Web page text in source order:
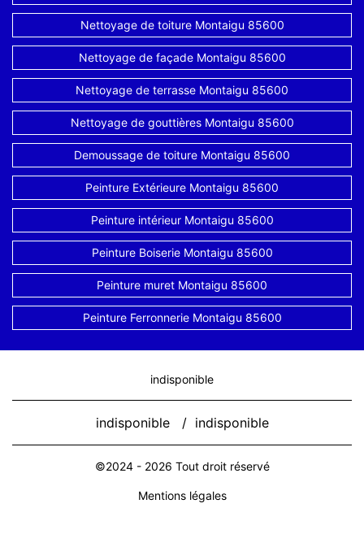
Nettoyage de toiture Montaigu 85600
Nettoyage de façade Montaigu 85600
Nettoyage de terrasse Montaigu 85600
Nettoyage de gouttières Montaigu 85600
Demoussage de toiture Montaigu 85600
Peinture Extérieure Montaigu 85600
Peinture intérieur Montaigu 85600
Peinture Boiserie Montaigu 85600
Peinture muret Montaigu 85600
Peinture Ferronnerie Montaigu 85600
indisponible
indisponible / indisponible
©2024 - 2026 Tout droit réservé
Mentions légales